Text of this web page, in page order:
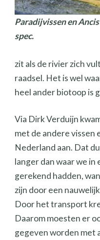
Paradijvissen en
spec.
zit als de rivier zich
raadsel. Het is wel
heel ander biotoop is
Via Dirk Verduijn
met de andere vissen
Nederland aan. Dat
langer dan waar we
gerekend hadden,
zijn door een
Door het transport
Daarom moesten er
gegeven worden met